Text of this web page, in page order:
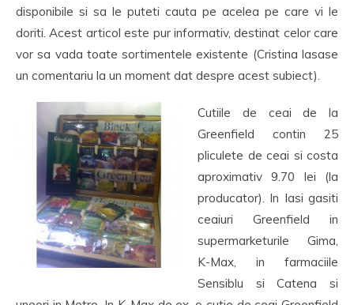
disponibile si sa le puteti cauta pe acelea pe care vi le
doriti. Acest articol este pur informativ, destinat celor care
vor sa vada toate sortimentele existente (Cristina lasase
un comentariu la un moment dat despre acest subiect).
Cutiile de ceai de la
Greenfield contin 25
pliculete de ceai si costa
aproximativ 9.70 lei (la
producator). In Iasi gasiti
ceaiuri Greenfield in
supermarketurile Gima,
K-Max, in farmaciile
Sensiblu si Catena si